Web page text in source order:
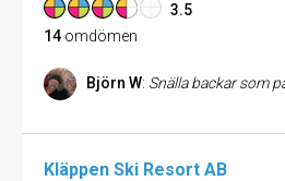
3.5
14 omdömen
Björn W: Snälla backar som passar barnfamiljer perfekt. Mkt välskött anläggning och välskötta backar.
Kläppen Ski Resort AB